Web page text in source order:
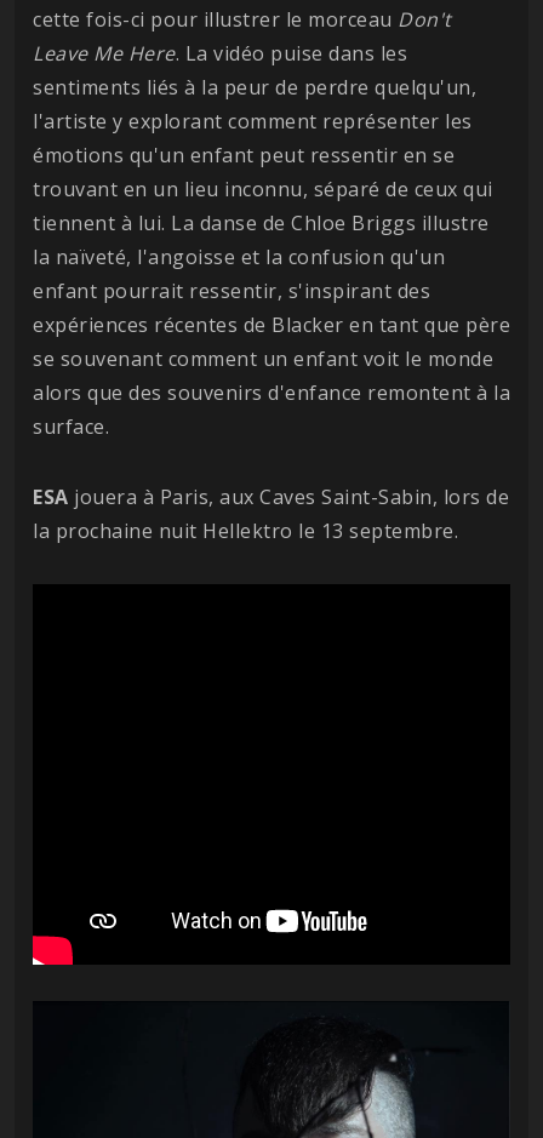
cette fois-ci pour illustrer le morceau Don't
Leave Me Here. La vidéo puise dans les
sentiments liés à la peur de perdre quelqu'un,
l'artiste y explorant comment représenter les
émotions qu'un enfant peut ressentir en se
trouvant en un lieu inconnu, séparé de ceux qui
tiennent à lui. La danse de Chloe Briggs illustre
la naïveté, l'angoisse et la confusion qu'un
enfant pourrait ressentir, s'inspirant des
expériences récentes de Blacker en tant que père
se souvenant comment un enfant voit le monde
alors que des souvenirs d'enfance remontent à la
surface.
ESA jouera à Paris, aux Caves Saint-Sabin, lors de
la prochaine nuit Hellektro le 13 septembre.